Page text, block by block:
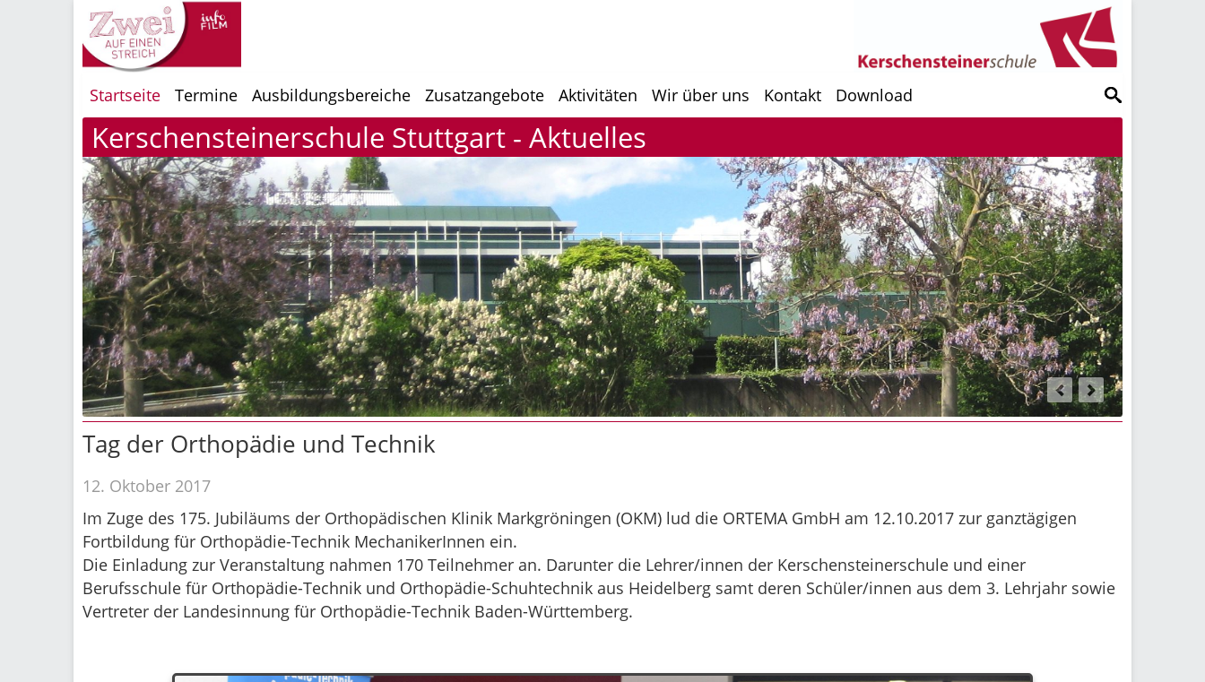
Startseite Termine Ausbildungsbereiche Zusatzangebote Aktivitäten Wir über uns Kontakt Download
Kerschensteinerschule Stuttgart - Aktuelles
Tag der Orthopädie und Technik
12. Oktober 2017
Im Zuge des 175. Jubiläums der Orthopädischen Klinik Markgröningen (OKM) lud die ORTEMA GmbH am 12.10.2017 zur ganztägigen
Fortbildung für Orthopädie-Technik MechanikerInnen ein.
Die Einladung zur Veranstaltung nahmen 170 Teilnehmer an. Darunter die Lehrer/innen der Kerschensteinerschule und einer
Berufsschule für Orthopädie-Technik und Orthopädie-Schuhtechnik aus Heidelberg samt deren Schüler/innen aus dem 3. Lehrjahr sowie
Vertreter der Landesinnung für Orthopädie-Technik Baden-Württemberg.